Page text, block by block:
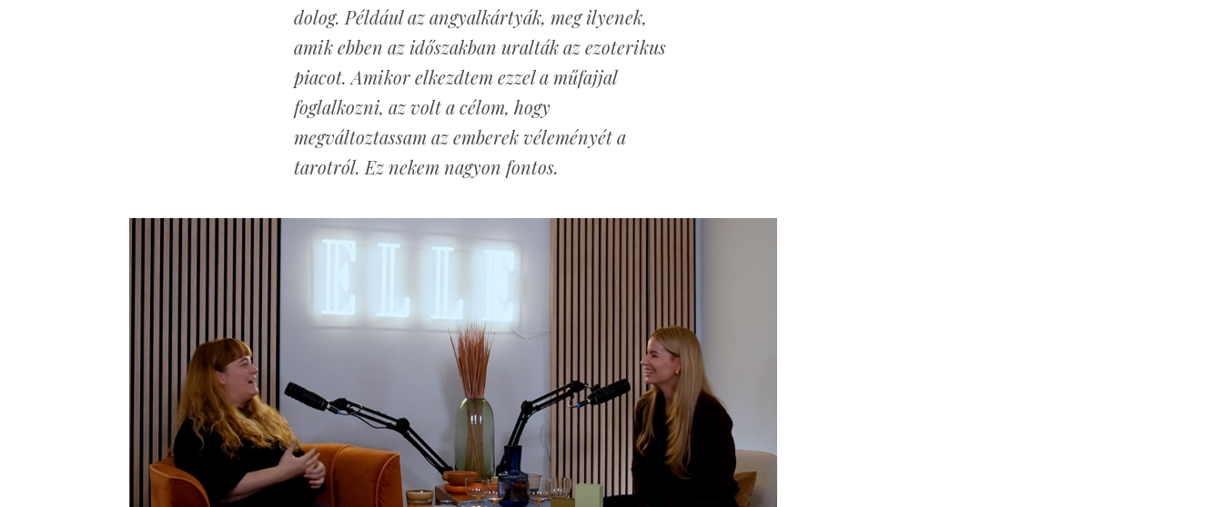
dolog. Például az angyalkártyák, meg ilyenek,
amik ebben az időszakban uralták az ezoterikus
piacot. Amikor elkezdtem ezzel a műfajjal
foglalkozni, az volt a célom, hogy
megváltoztassam az emberek véleményét a
tarotról. Ez nekem nagyon fontos.